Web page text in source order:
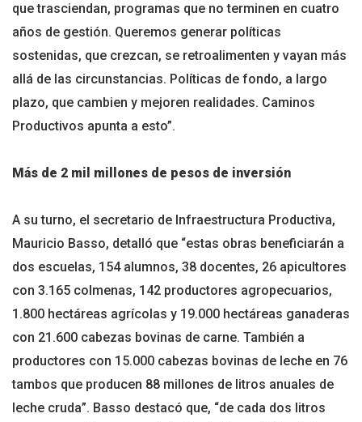
que trasciendan, programas que no terminen en cuatro
años de gestión. Queremos generar políticas
sostenidas, que crezcan, se retroalimenten y vayan más
allá de las circunstancias. Políticas de fondo, a largo
plazo, que cambien y mejoren realidades. Caminos
Productivos apunta a esto”.
Más de 2 mil millones de pesos de inversión
A su turno, el secretario de Infraestructura Productiva,
Mauricio Basso, detalló que “estas obras beneficiarán a
dos escuelas, 154 alumnos, 38 docentes, 26 apicultores
con 3.165 colmenas, 142 productores agropecuarios,
1.800 hectáreas agrícolas y 19.000 hectáreas ganaderas
con 21.600 cabezas bovinas de carne. También a
productores con 15.000 cabezas bovinas de leche en 76
tambos que producen 88 millones de litros anuales de
leche cruda”. Basso destacó que, “de cada dos litros